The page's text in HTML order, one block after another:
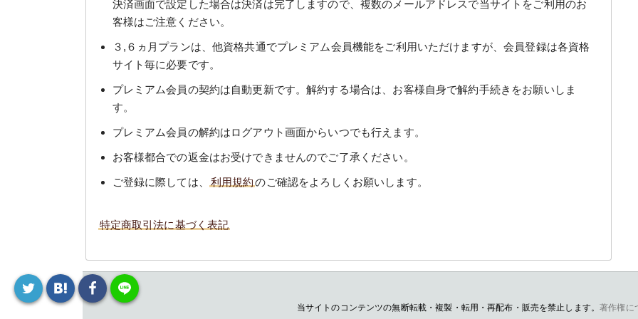
決済画面で設定した場合は決済は完了しますので、複数のメールアドレスで当サイトをご利用のお
客様はご注意ください。
３,６ヵ月プランは、他資格共通でプレミアム会員機能をご利用いただけますが、会員登録は各資格
サイト毎に必要です。
プレミアム会員の契約は自動更新です。解約する場合は、お客様自身で解約手続きをお願いしま
す。
プレミアム会員の解約はログアウト画面からいつでも行えます。
お客様都合での返金はお受けできませんのでご了承ください。
ご登録に際しては、 利用規約 のご確認をよろしくお願いします。
特定商取引法に基づく表記
当サイトのコンテンツの無断転載・複製・転用・再配布・販売を禁止します。著作権に